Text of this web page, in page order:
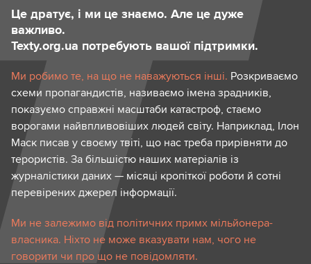
Це дратує, і ми це знаємо. Але це дуже
важливо.
Texty.org.ua потребують вашої підтримки.
Ми робимо те, на що не наважуються інші. Розкриваємо
схеми пропагандистів, називаємо імена зрадників,
показуємо справжні масштаби катастроф, стаємо
ворогами найвпливовіших людей світу. Наприклад, Ілон
Маск писав у своєму твіті, що нас треба прирівняти до
терористів. За більшістю наших матеріалів із
журналістики даних — місяці кропіткої роботи й сотні
перевірених джерел інформації.
Ми не залежимо від політичних примх мільйонера-
власника. Ніхто не може вказувати нам, чого не
говорити чи про що не повідомляти.